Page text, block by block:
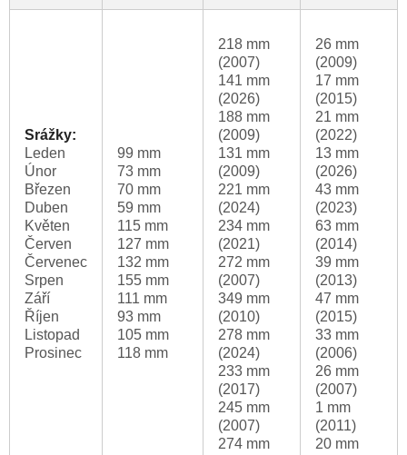
Srážky:
Leden
Únor
Březen
Duben
Květen
Červen
Červenec
Srpen
Září
Říjen
Listopad
Prosinec
99 mm
73 mm
70 mm
59 mm
115 mm
127 mm
132 mm
155 mm
111 mm
93 mm
105 mm
118 mm
218 mm
(2007)
141 mm
(2026)
188 mm
(2009)
131 mm
(2009)
221 mm
(2024)
234 mm
(2021)
272 mm
(2007)
349 mm
(2010)
278 mm
(2024)
233 mm
(2017)
245 mm
(2007)
274 mm
26 mm
(2009)
17 mm
(2015)
21 mm
(2022)
13 mm
(2026)
43 mm
(2023)
63 mm
(2014)
39 mm
(2013)
47 mm
(2015)
33 mm
(2006)
26 mm
(2007)
1 mm
(2011)
20 mm